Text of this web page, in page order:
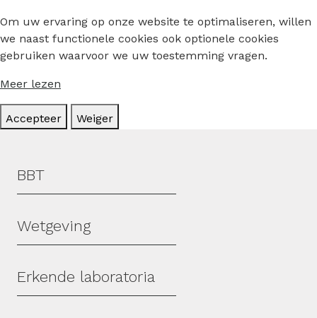
Om uw ervaring op onze website te optimaliseren, willen
we naast functionele cookies ook optionele cookies
gebruiken waarvoor we uw toestemming vragen.
Meer lezen
Accepteer Weiger
Hoofdmenu
BBT
Wetgeving
Erkende laboratoria